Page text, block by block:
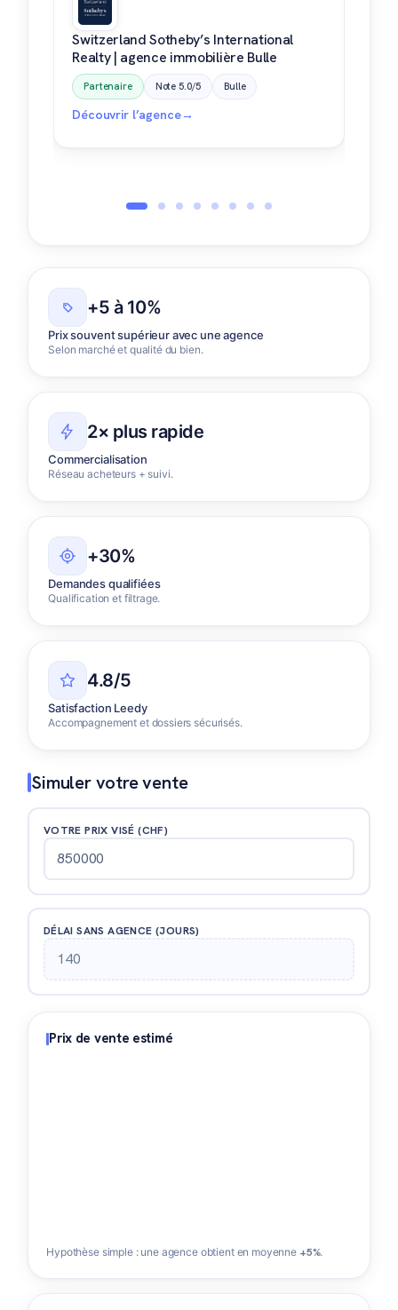
Switzerland Sotheby’s International
Realty | agence immobilière Bulle
Partenaire Note 5.0/5 Bulle
Découvrir l’agence→
+5 à 10%
Prix souvent supérieur avec une agence
Selon marché et qualité du bien.
2× plus rapide
Commercialisation
Réseau acheteurs + suivi.
+30%
Demandes qualifiées
Qualification et filtrage.
4.8/5
Satisfaction Leedy
Accompagnement et dossiers sécurisés.
Simuler votre vente
VOTRE PRIX VISÉ (CHF)
DÉLAI SANS AGENCE (JOURS)
Prix de vente estimé
Hypothèse simple : une agence obtient en moyenne +5%.